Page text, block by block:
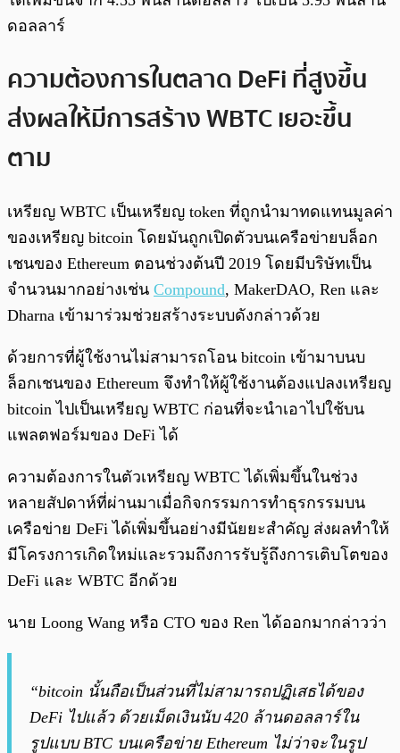
ดอลลาร์
ความต้องการในตลาด DeFi ที่สูงขึ้น
ส่งผลให้มีการสร้าง WBTC เยอะขึ้น
ตาม
เหรียญ WBTC เป็นเหรียญ token ที่ถูกนำมาทดแทนมูลค่า
ของเหรียญ bitcoin โดยมันถูกเปิดตัวบนเครือข่ายบล็อก
เชนของ Ethereum ตอนช่วงต้นปี 2019 โดยมีบริษัทเป็น
จำนวนมากอย่างเช่น Compound, MakerDAO, Ren และ
Dharna เข้ามาร่วมช่วยสร้างระบบดังกล่าวด้วย
ด้วยการที่ผู้ใช้งานไม่สามารถโอน bitcoin เข้ามาบนบ
ล็อกเชนของ Ethereum จึงทำให้ผู้ใช้งานต้องแปลงเหรียญ
bitcoin ไปเป็นเหรียญ WBTC ก่อนที่จะนำเอาไปใช้บน
แพลตฟอร์มของ DeFi ได้
ความต้องการในตัวเหรียญ WBTC ได้เพิ่มขึ้นในช่วง
หลายสัปดาห์ที่ผ่านมาเมื่อกิจกรรมการทำธุรกรรมบน
เครือข่าย DeFi ได้เพิ่มขึ้นอย่างมีนัยยะสำคัญ ส่งผลทำให้
มีโครงการเกิดใหม่และรวมถึงการรับรู้ถึงการเติบโตของ
DeFi และ WBTC อีกด้วย
นาย Loong Wang หรือ CTO ของ Ren ได้ออกมากล่าวว่า
“bitcoin นั้นถือเป็นส่วนที่ไม่สามารถปฏิเสธได้ของ
DeFi ไปแล้ว ด้วยเม็ดเงินนับ 420 ล้านดอลลาร์ใน
รูปแบบ BTC บนเครือข่าย Ethereum ไม่ว่าจะในรูป